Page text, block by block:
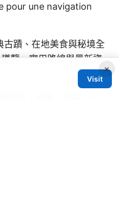
pour une navigation
古蹟、在地美食與秘境全
覽、實用路線與最新資
南：选择、设置、性
×
Visit